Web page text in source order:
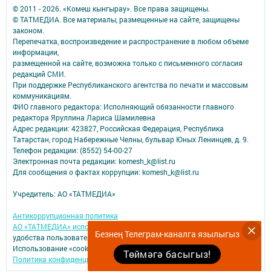
Безнең Телеграм-каналга язылыгыз
Төймәгә басыгыз!
© 2011 - 2026. «Комеш кынгырау». Все права защищены.
© ТАТМЕДИА. Все материалы, размещенные на сайте, защищены
законом.
Перепечатка, воспроизведение и распространение в любом объеме
информации,
размещенной на сайте, возможна только с письменного согласия
редакций СМИ.
При поддержке Республиканского агентства по печати и массовым
коммуникациям.
ФИО главного редактора: Исполняющий обязанности главного
редактора Яруллина Лариса Шамилевна
Адрес редакции: 423827, Российская Федерация, Республика
Татарстан, город Набережные Челны, бульвар Юных Ленинцев, д. 9.
Телефон редакции: (8552) 54-00-27
Электронная почта редакции: komesh_k@list.ru
Для сообщения о фактах коррупции: komesh_k@list.ru
Учредитель: АО «ТАТМЕДИА»
Антикоррупционная политика
АО «ТАТМЕДИА» использует «cookie»
для персонализации сервисов и
удобства пользователей сайтом.
Использование «cookie» можно отменить в настройках браузера.
Политика конфиденциальности